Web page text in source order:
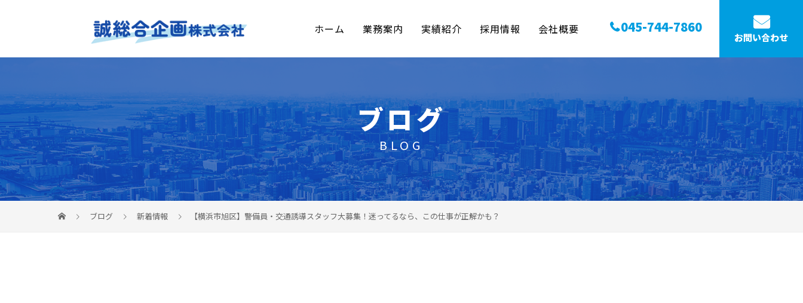
ホーム 業務案内 実績紹介 採用情報 会社概要 045-744-7860
お問い合わせ
ブログ
BLOG
ブログ 新着情報 【横浜市旭区】警備員・交通誘導スタッフ大募集！迷ってるなら、この仕事が正解かも？